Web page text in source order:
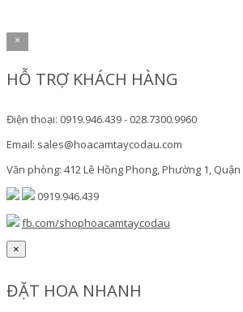
×
HỖ TRỢ KHÁCH HÀNG
Điện thoại: 0919.946.439 - 028.7300.9960
Email: sales@hoacamtaycodau.com
Văn phòng: 412 Lê Hồng Phong, Phường 1, Quận
0919.946.439
fb.com/shophoacamtaycodau
×
ĐẶT HOA NHANH